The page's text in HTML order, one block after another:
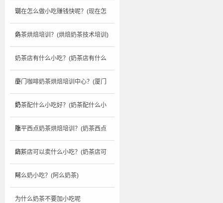
训
现在怎么做小吃赚钱快呢？(现在怎
么
奶茶烘焙培训？(烘焙奶茶技术培训)
奶茶店有什么小吃？(奶茶店有什么
小
厦门咖啡奶茶烘焙培训中心？(厦门
奶
奶茶配什么小吃好？(奶茶配什么小
吃
康平西点奶茶烘焙培训？(奶茶西点
店)
奶茶店可以卖什么小吃？(奶茶店可
以
阿么奶小吃？(阿么奶茶)
为什么奶茶不要加小吃呢